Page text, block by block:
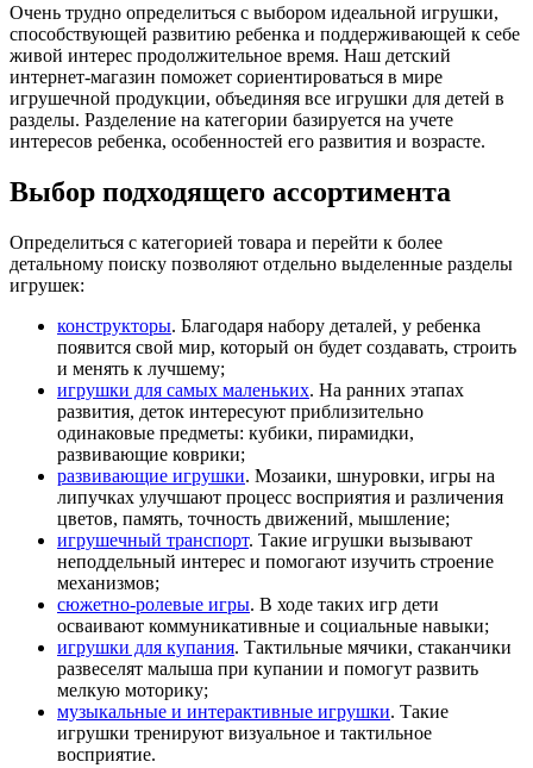
Очень трудно определиться с выбором идеальной игрушки,
способствующей развитию ребенка и поддерживающей к себе
живой интерес продолжительное время. Наш детский
интернет-магазин поможет сориентироваться в мире
игрушечной продукции, объединяя все игрушки для детей в
разделы. Разделение на категории базируется на учете
интересов ребенка, особенностей его развития и возрасте.
Выбор подходящего ассортимента
Определиться с категорией товара и перейти к более
детальному поиску позволяют отдельно выделенные разделы
игрушек:
конструкторы. Благодаря набору деталей, у ребенка
появится свой мир, который он будет создавать, строить
и менять к лучшему;
игрушки для самых маленьких. На ранних этапах
развития, деток интересуют приблизительно
одинаковые предметы: кубики, пирамидки,
развивающие коврики;
развивающие игрушки. Мозаики, шнуровки, игры на
липучках улучшают процесс восприятия и различения
цветов, память, точность движений, мышление;
игрушечный транспорт. Такие игрушки вызывают
неподдельный интерес и помогают изучить строение
механизмов;
сюжетно-ролевые игры. В ходе таких игр дети
осваивают коммуникативные и социальные навыки;
игрушки для купания. Тактильные мячики, стаканчики
развеселят малыша при купании и помогут развить
мелкую моторику;
музыкальные и интерактивные игрушки. Такие
игрушки тренируют визуальное и тактильное
восприятие.